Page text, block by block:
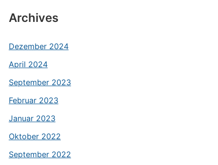
Archives
Dezember 2024
April 2024
September 2023
Februar 2023
Januar 2023
Oktober 2022
September 2022